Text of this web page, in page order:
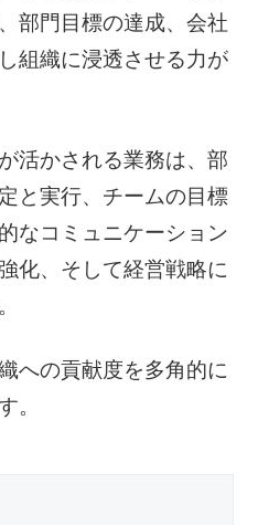
部門目標の達成、会社
組織に浸透させる力が
活かされる業務は、部
と実行、チームの目標
なコミュニケーション
化、そして経営戦略に
への貢献度を多角的に
。